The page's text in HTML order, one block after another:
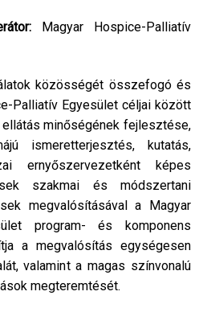
Magyar Hospice-Palliatív
közösségét összefogó és
Palliatív Egyesület céljai között
minőségének fejlesztése,
ismeretterjesztés, kutatás,
ernyőszervezetként képes
szakmai és módszertani
megvalósításával a Magyar
program- és komponens
a megvalósítás egységesen
valamint a magas színvonalú
megteremtését.